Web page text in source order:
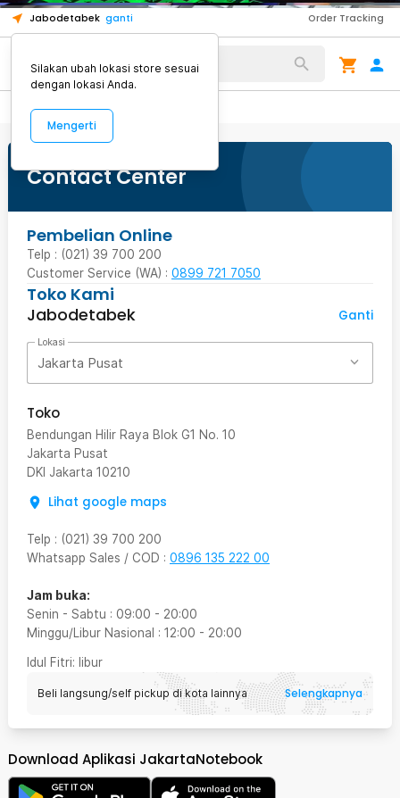
Jabodetabek ganti Order Tracking
Alat Kopi
1
1
1
Contact Center
Pembelian Online
Telp : (021) 39 700 200
Customer Service (WA) : 0899 721 7050
Toko Kami
Jabodetabek
Ganti
Lokasi
Jakarta Pusat
Toko
Bendungan Hilir Raya Blok G1 No. 10
Jakarta Pusat
DKI Jakarta 10210
Lihat google maps
Telp : (021) 39 700 200
Whatsapp Sales / COD : 0896 135 222 00
Jam buka:
Senin - Sabtu : 09:00 - 20:00
Minggu/Libur Nasional : 12:00 - 20:00
Idul Fitri: libur
Beli langsung/self pickup di kota lainnya Selengkapnya
Download Aplikasi JakartaNotebook
Silakan ubah lokasi store sesuai
dengan lokasi Anda.
Mengerti